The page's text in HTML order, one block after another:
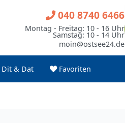
Dit & Dat Favoriten
040 8740 6466
Montag - Freitag: 10 - 16 Uhr
Samstag: 10 - 14 Uhr
moin@ostsee24.de